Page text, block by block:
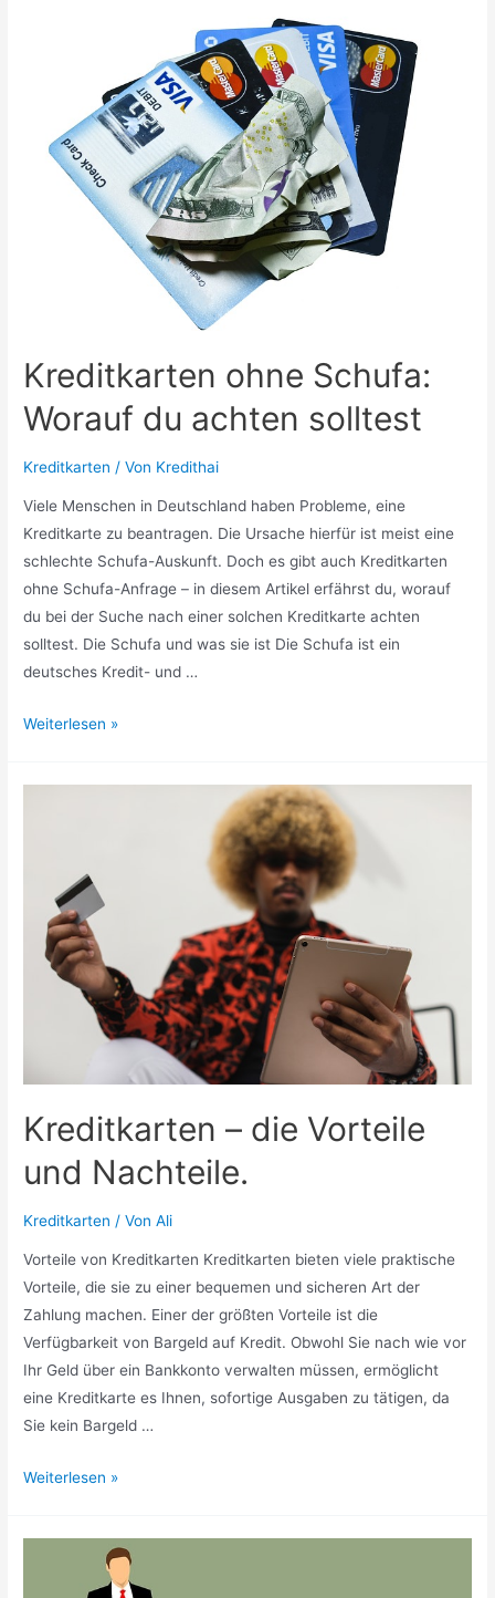
Richtige
Kreditkarten ohne Schufa:
Worauf du achten solltest
Kreditkarten / Von Kredithai
Viele Menschen in Deutschland haben Probleme, eine
Kreditkarte zu beantragen. Die Ursache hierfür ist meist eine
schlechte Schufa-Auskunft. Doch es gibt auch Kreditkarten
ohne Schufa-Anfrage – in diesem Artikel erfährst du, worauf
du bei der Suche nach einer solchen Kreditkarte achten
solltest. Die Schufa und was sie ist Die Schufa ist ein
deutsches Kredit- und …
Kreditkarten
solltest
Weiterlesen »
Kreditkarten – die Vorteile
und Nachteile.
Kreditkarten / VonAli
Vorteile von Kreditkarten Kreditkarten bieten viele praktische
Vorteile, die sie zu einer bequemen und sicheren Art der
Zahlung machen. Einer der größten Vorteile ist die
Verfügbarkeit von Bargeld auf Kredit. Obwohl Sie nach wie vor
Ihr Geld über ein Bankkonto verwalten müssen, ermöglicht
eine Kreditkarte es Ihnen, sofortige Ausgaben zu tätigen, da
Sie kein Bargeld …
Kreditkarten
Weiterlesen »